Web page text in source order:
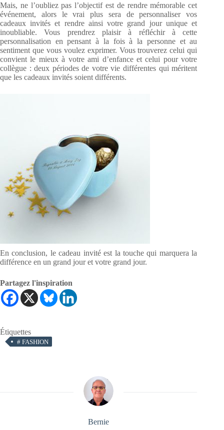
Mais, ne l’oubliez pas l’objectif est de rendre mémorable cet
événement, alors le vrai plus sera de personnaliser vos
cadeaux invités et rendre ainsi votre grand jour unique et
inoubliable. Vous prendrez plaisir à réfléchir à cette
personnalisation en pensant à la fois à la personne et au
sentiment que vous voulez exprimer. Vous trouverez celui qui
convient le mieux à votre ami d’enfance et celui pour votre
collègue : deux périodes de votre vie différentes qui méritent
que les cadeaux invités soient différents.
En conclusion, le cadeau invité est la touche qui marquera la
différence en un grand jour et votre grand jour.
Partagez l'inspiration
Étiquettes
# FASHION
Bernie